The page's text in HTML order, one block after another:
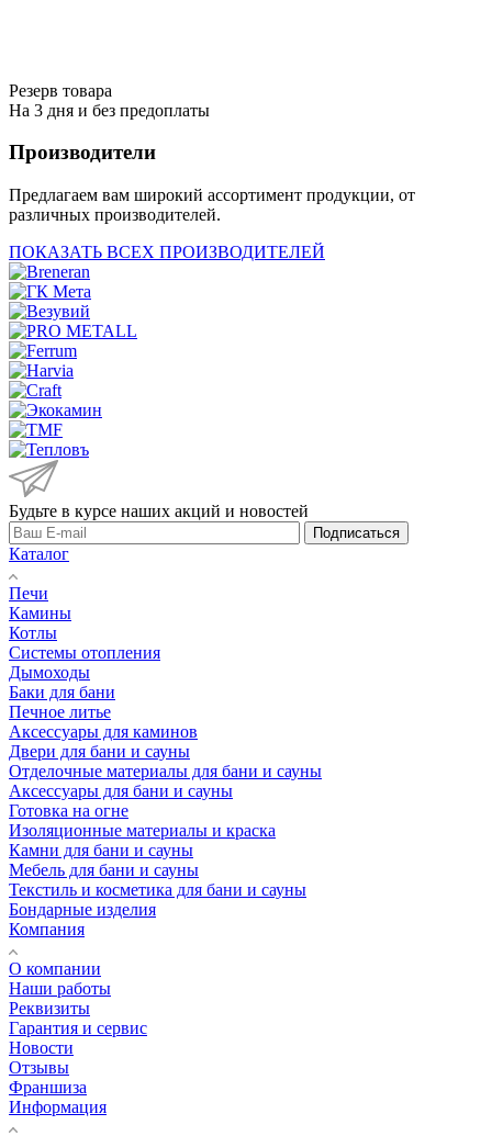
Резерв товара
На 3 дня и без предоплаты
Производители
Предлагаем вам широкий ассортимент продукции, от
различных производителей.
ПОКАЗАТЬ ВСЕХ ПРОИЗВОДИТЕЛЕЙ
Будьте в курсе наших акций и новостей
Подписаться
Каталог
Печи
Камины
Котлы
Системы отопления
Дымоходы
Баки для бани
Печное литье
Аксессуары для каминов
Двери для бани и сауны
Отделочные материалы для бани и сауны
Аксессуары для бани и сауны
Готовка на огне
Изоляционные материалы и краска
Камни для бани и сауны
Мебель для бани и сауны
Текстиль и косметика для бани и сауны
Бондарные изделия
Компания
О компании
Наши работы
Реквизиты
Гарантия и сервис
Новости
Отзывы
Франшиза
Информация